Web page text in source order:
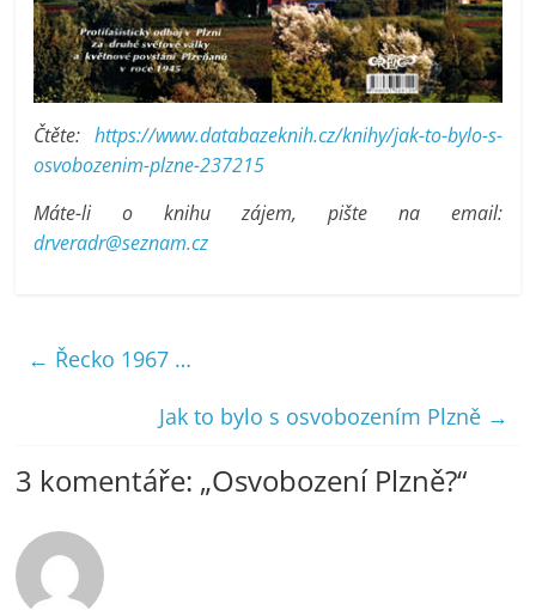
Čtěte: https://www.databazeknih.cz/knihy/jak-to-bylo-s-
osvobozenim-plzne-237215
Máte-li o knihu zájem, pište na email:
drveradr@seznam.cz
← Řecko 1967 …
Jak to bylo s osvobozením Plzně →
3 komentáře: „Osvobození Plzně?“